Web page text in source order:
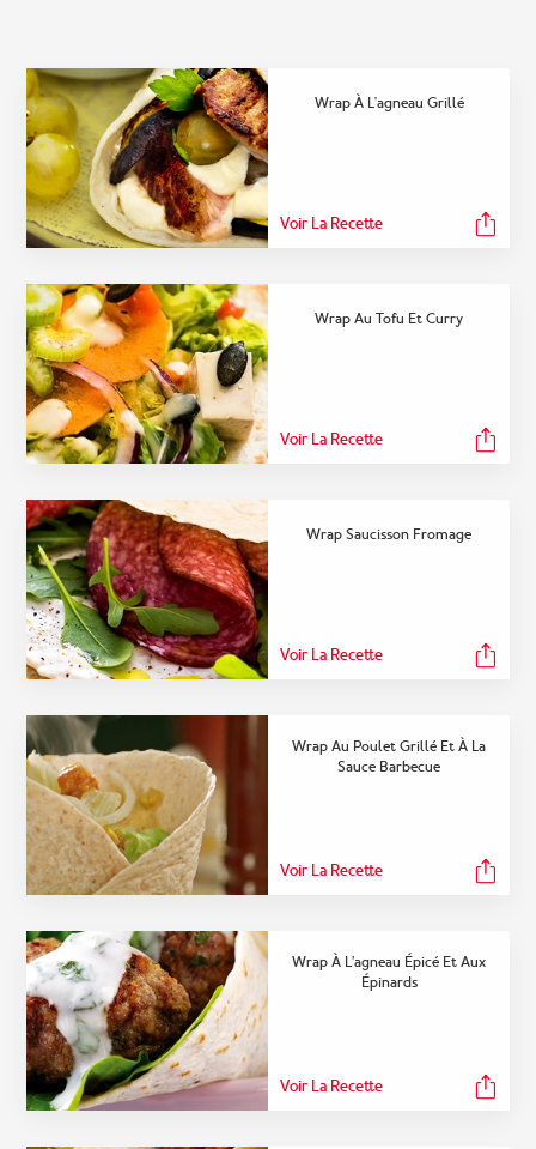
Wrap À L'agneau Grillé
Voir La Recette
Wrap Au Tofu Et Curry
Voir La Recette
Wrap Saucisson Fromage
Voir La Recette
Wrap Au Poulet Grillé Et À La
Sauce Barbecue
Voir La Recette
Wrap À L’agneau Épicé Et Aux
Épinards
Voir La Recette